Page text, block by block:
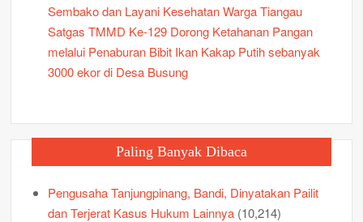
Sembako dan Layani Kesehatan Warga Tiangau
Satgas TMMD Ke-129 Dorong Ketahanan Pangan
melalui Penaburan Bibit Ikan Kakap Putih sebanyak
3000 ekor di Desa Busung
Paling Banyak Dibaca
Pengusaha Tanjungpinang, Bandi, Dinyatakan Pailit
dan Terjerat Kasus Hukum Lainnya (10,214)